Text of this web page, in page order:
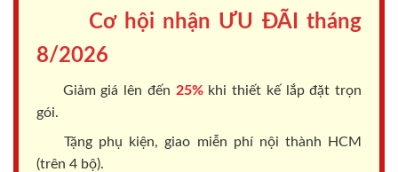
Cơ hội nhận ƯU ĐÃI tháng
8/2026
Giảm giá lên đến 25%khi thiết kế lắp đặt trọn
gói.
Tặng phụ kiện, giao miễn phí nội thành HCM
(trên 4 bộ).